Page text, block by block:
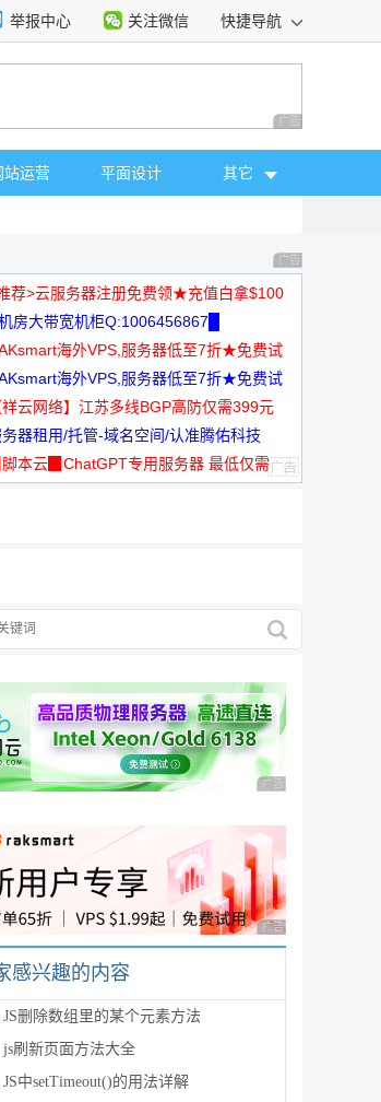
举报中心 关注微信 快捷导航
广告 商业广告，理
站运营 平面设计 其它
广告 商业广告，理
荐>云服务器注册免费领★充值白拿$100
机房大带宽机柜Q:1006456867█
海外VPS,服务器低至7折★免费试
★
海外VPS,服务器低至7折★免费试
★
祥云网络】江苏多线BGP高防仅需399元
务器租用/托管-域名空间/认准腾佑科技
脚本云▉ChatGPT专用服务器 最低仅需
广告 商业广告，理性
，理性选择
广告 商业广告，理性
感兴趣的内容
JS删除数组里的某个元素方法
js刷新页面方法大全
JS中setTimeout()的用法详解